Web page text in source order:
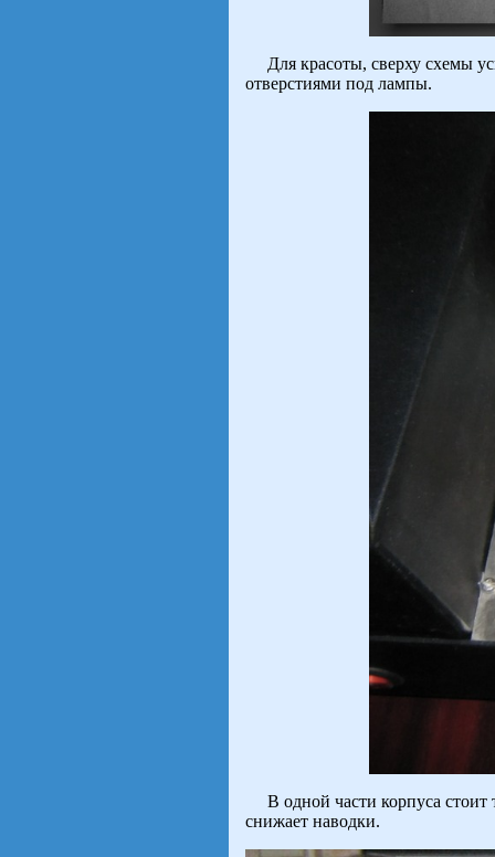
Для красоты, сверху схемы
отверстиями под лампы.
В одной части корпуса стоит
снижает наводки.